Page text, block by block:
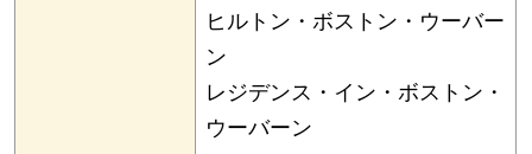
ヒルトン・ボストン・ウーバー
ン
レジデンス・イン・ボストン・
ウーバーン